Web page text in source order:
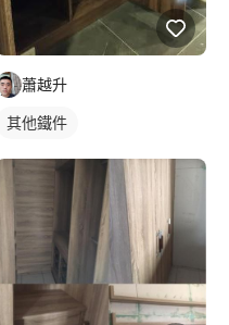
蕭越升
其他鐵件